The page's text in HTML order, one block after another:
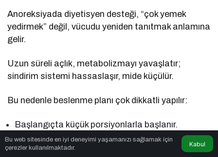
Anoreksiyada diyetisyen desteği, “çok yemek
yedirmek” değil, vücudu yeniden tanıtmak anlamına
gelir.
Uzun süreli açlık, metabolizmayı yavaşlatır;
sindirim sistemi hassaslaşır, mide küçülür.
Bu nedenle beslenme planı çok dikkatli yapılır:
Başlangıçta küçük porsiyonlarla başlanır.
Vücut yeniden sindirime alıştıkça öğünler yavaş
Bu web sitesinde en iyi deneyimi yaşamanızı sağlamak için
çerezler kullanılmaktadır.
Kabul